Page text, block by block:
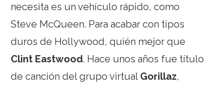
necesita es un vehículo rápido, como
Steve McQueen. Para acabar con tipos
duros de Hollywood, quién mejor que
Clint Eastwood. Hace unos años fue título
de canción del grupo virtual Gorillaz,